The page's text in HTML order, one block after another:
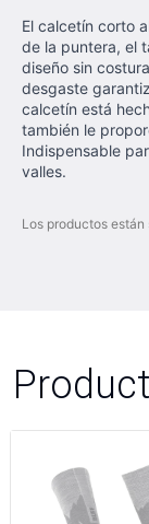
El calcetín corto
de la puntera, el
diseño sin
desgaste
calcetín está
también le
Indispensable
valles.
Los productos